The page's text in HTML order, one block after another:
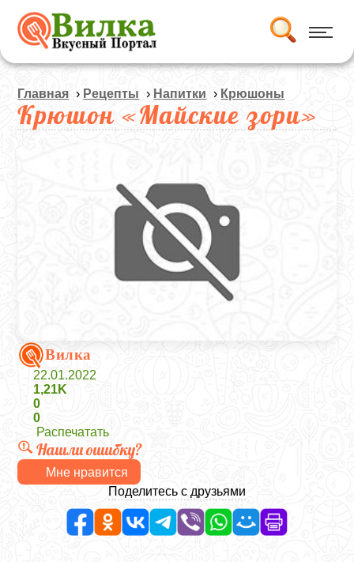
Главная › Рецепты › Напитки › Крюшоны
Крюшон «Майские зори»
Вилка
22.01.2022
1,21K
0
0
Распечатать
Нашли ошибку?
Мне нравится
Поделитесь с друзьями